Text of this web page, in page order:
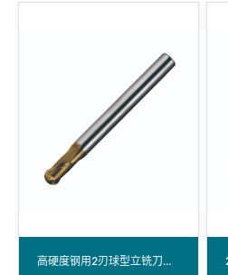
高硬度钢用2刃球型立铣刀涂层